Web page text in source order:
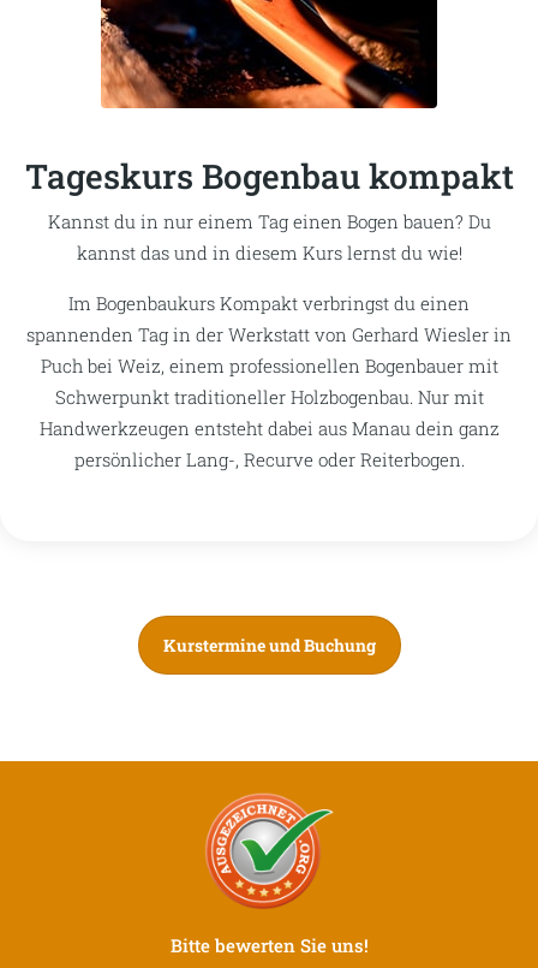
Tageskurs Bogenbau kompakt
Kannst du in nur einem Tag einen Bogen bauen? Du
kannst das und in diesem Kurs lernst du wie!
Im Bogenbaukurs Kompakt verbringst du einen
spannenden Tag in der Werkstatt von Gerhard Wiesler in
Puch bei Weiz, einem professionellen Bogenbauer mit
Schwerpunkt traditioneller Holzbogenbau. Nur mit
Handwerkzeugen entsteht dabei aus Manau dein ganz
persönlicher Lang-, Recurve oder Reiterbogen.
Kurstermine und Buchung
Bitte bewerten Sie uns!